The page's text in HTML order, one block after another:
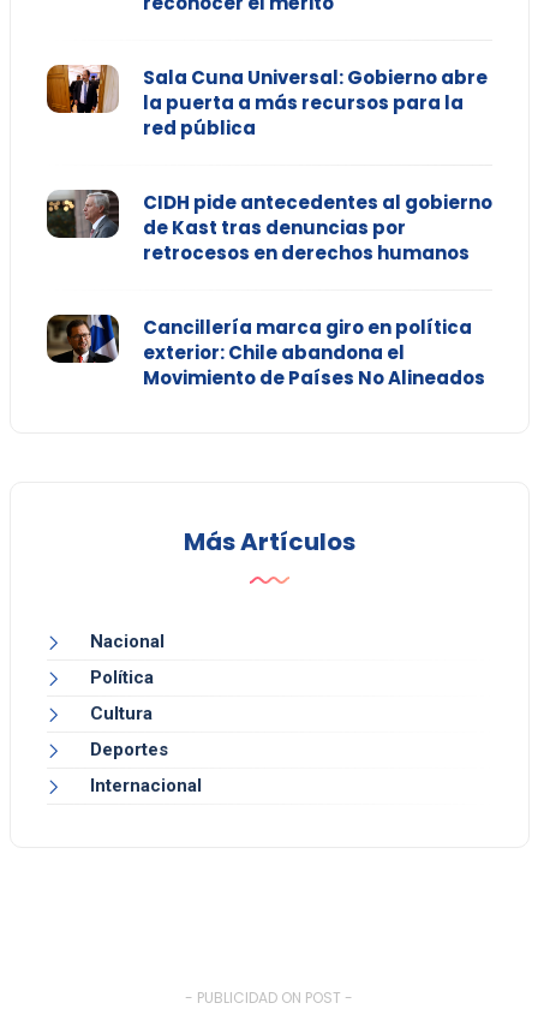
Sala Cuna Universal: Gobierno abre
la puerta a más recursos para la
red pública
CIDH pide antecedentes al gobierno
de Kast tras denuncias por
retrocesos en derechos humanos
Cancillería marca giro en política
exterior: Chile abandona el
Movimiento de Países No Alineados
Más Artículos
Nacional
Política
Cultura
Deportes
Internacional
- PUBLICIDAD ON POST -